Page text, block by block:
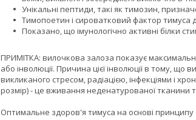
Унікальні пептиди, такі як тимозин,
Тимопоетин і сироватковий фактор тимуса
Показано, що імунологічно активні білки
ПРИМІТКА: вилочкова залоза показує
або інволюції. Причина цієї інволюції в тому,
викликаного стресом, радіацією, інфекціями і
розмір) - це вживання неденатурованої тканини
Оптимальне здоров'я тимуса на основі принципу